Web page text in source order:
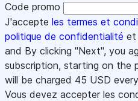
Code promo
J'accepte les termes et
politique de confidentialité et
and By clicking "Next", you
subscription, starting on the
will be charged 45 USD
Vous devez accepter les